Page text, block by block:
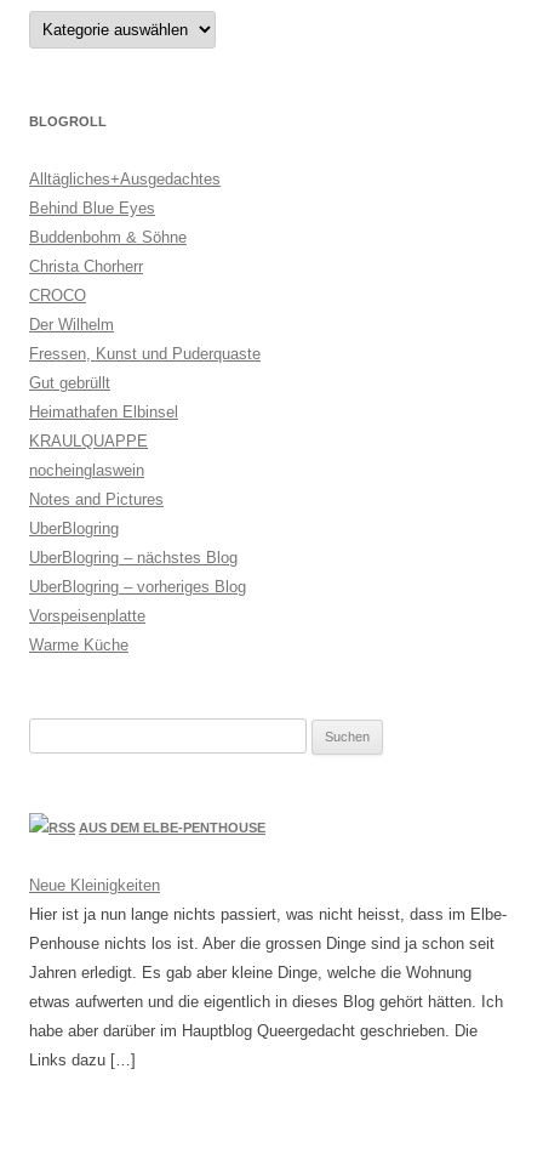
Kategorien
BLOGROLL
Alltägliches+Ausgedachtes
Behind Blue Eyes
Buddenbohm & Söhne
Christa Chorherr
CROCO
Der Wilhelm
Fressen, Kunst und Puderquaste
Gut gebrüllt
Heimathafen Elbinsel
KRAULQUAPPE
nocheinglaswein
Notes and Pictures
UberBlogring
UberBlogring – nächstes Blog
UberBlogring – vorheriges Blog
Vorspeisenplatte
Warme Küche
AUS DEM ELBE-PENTHOUSE
Neue Kleinigkeiten
Hier ist ja nun lange nichts passiert, was nicht heisst, dass im Elbe-
Penhouse nichts los ist. Aber die grossen Dinge sind ja schon seit
Jahren erledigt. Es gab aber kleine Dinge, welche die Wohnung
etwas aufwerten und die eigentlich in dieses Blog gehört hätten. Ich
habe aber darüber im Hauptblog Queergedacht geschrieben. Die
Links dazu […]